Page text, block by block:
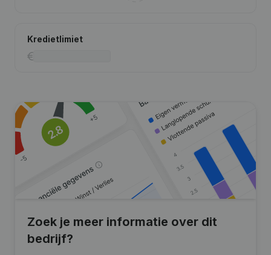
Kredietlimiet
Zoek je meer informatie over dit
bedrijf?